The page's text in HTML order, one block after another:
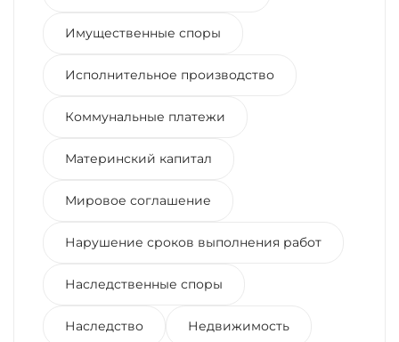
Имущественные споры
Исполнительное производство
Коммунальные платежи
Материнский капитал
Мировое соглашение
Нарушение сроков выполнения работ
Наследственные споры
Наследство Недвижимость